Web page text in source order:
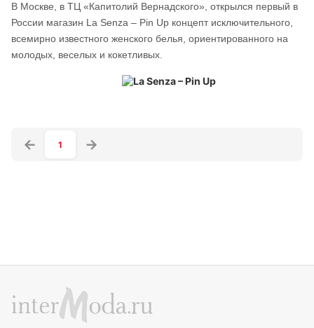
В Москве, в ТЦ «Капитолий Вернадского», открылся первый в
России магазин La Senza – Pin Up концепт исключительного,
всемирно известного женского белья, ориентированного на
молодых, веселых и кокетливых.
1